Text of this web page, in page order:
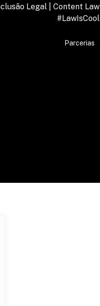
Legal | Content Law
#LawIsCool
Parcerias